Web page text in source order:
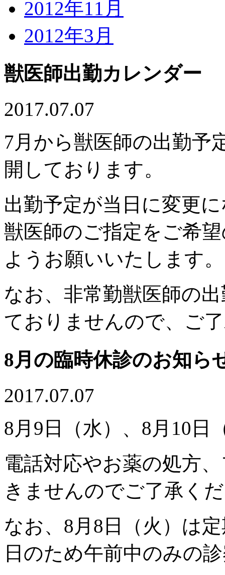
2012年11月
2012年3月
獣医師出勤カレンダー
2017.07.07
7月から獣医師の出勤予
開しております。
出勤予定が当日に変更
獣医師のご指定をご希
ようお願いいたします。
なお、非常勤獣医師の
ておりませんので、ご
8月の臨時休診のお知ら
2017.07.07
8月9日（水）、8月10日
電話対応やお薬の処方
きませんのでご了承く
なお、8月8日（火）は
日のため午前中のみの